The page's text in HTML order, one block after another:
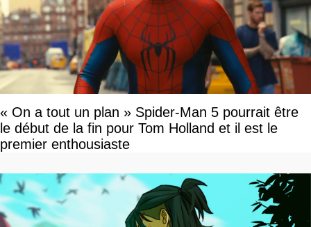
« On a tout un plan » Spider-Man 5 pourrait être
le début de la fin pour Tom Holland et il est le
premier enthousiaste